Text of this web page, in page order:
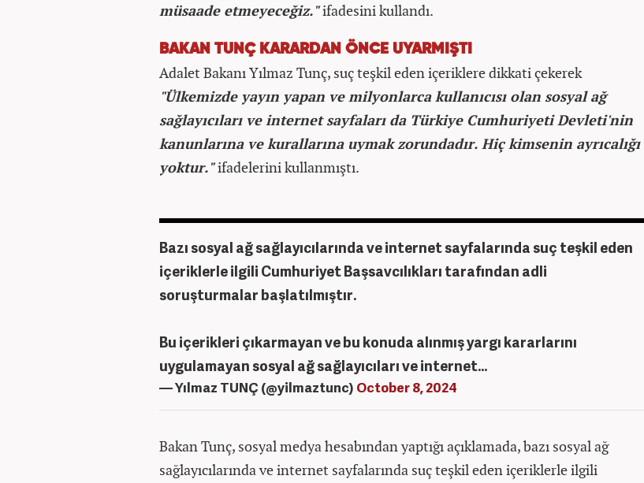
müsaade etmeyeceğiz."ifadesini kullandı.
BAKAN TUNÇ KARARDAN ÖNCE UYARMIŞTI
Adalet Bakanı Yılmaz Tunç, suç teşkil eden içeriklere dikkati çekerek
"Ülkemizde yayın yapan ve milyonlarca kullanıcısı olan sosyal ağ
sağlayıcıları ve internet sayfaları da Türkiye Cumhuriyeti Devleti'nin
kanunlarına ve kurallarına uymak zorundadır. Hiç kimsenin ayrıcalığı
yoktur."ifadelerini kullanmıştı.
Bazı sosyal ağ sağlayıcılarında ve internet sayfalarında suç teşkil eden
içeriklerle ilgili Cumhuriyet Başsavcılıkları tarafından adli
soruşturmalar başlatılmıştır.
Bu içerikleri çıkarmayan ve bu konuda alınmış yargı kararlarını
uygulamayan sosyal ağ sağlayıcıları ve internet…
— Yılmaz TUNÇ (@yilmaztunc) October 8, 2024
Bakan Tunç, sosyal medya hesabından yaptığı açıklamada, bazı sosyal ağ
sağlayıcılarında ve internet sayfalarında suç teşkil eden içeriklerle ilgili